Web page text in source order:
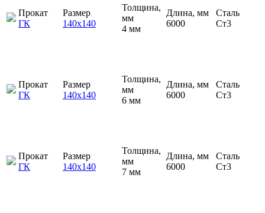
Прокат
ГК
Размер
140х140
Толщина,
мм
4 мм
Длина, мм
6000
Сталь
Ст3
Прокат
ГК
Размер
140х140
Толщина,
мм
6 мм
Длина, мм
6000
Сталь
Ст3
Прокат
ГК
Размер
140х140
Толщина,
мм
7 мм
Длина, мм
6000
Сталь
Ст3